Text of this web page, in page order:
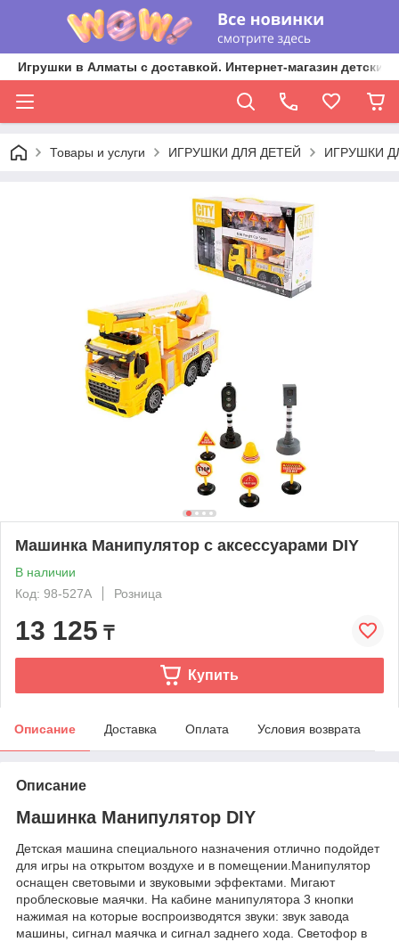
Игрушки в Алматы с доставкой. Интернет-магазин
Товары и услуги ИГРУШКИ ДЛЯ ДЕТЕЙ ИГРУШКИ
Машинка Манипулятор с аксессуарами DIY
В наличии
Код: 98-527A
Розница
13 125 ₸
Купить
Описание Доставка Оплата Условия возврата
Описание
Машинка Манипулятор DIY
Детская машина специального назначения отлично подойдет
для игры на открытом воздухе и в помещении.Манипулятор
оснащен световыми и звуковыми эффектами. Мигают
проблесковые маячки. На кабине манипулятора 3 кнопки
нажимая на которые воспроизводятся звуки: звук завода
машины, сигнал маячка и сигнал заднего хода. Светофор в